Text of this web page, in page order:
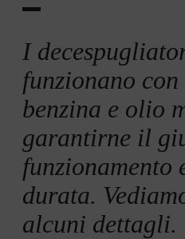
I
funzionano
benzina e olio
garantirne il
funzionamento
durata.
alcuni dettagli.